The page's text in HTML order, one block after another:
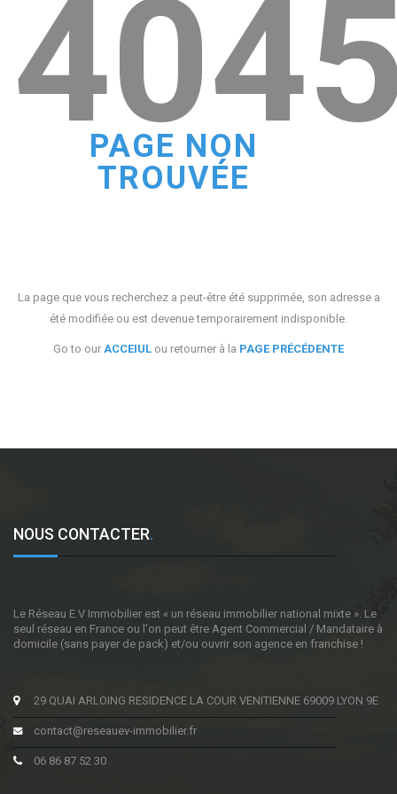
PAGE NON
TROUVÉE
La page que vous recherchez a peut-être été supprimée, son adresse a
été modifiée ou est devenue temporairement indisponible.
Go to our ACCEIUL ou retourner à la PAGE PRÉCÉDENTE
NOUS CONTACTER.
Le Réseau E.V Immobilier est « un réseau immobilier national mixte ». Le
seul réseau en France ou l'on peut être Agent Commercial / Mandataire à
domicile (sans payer de pack) et/ou ouvrir son agence en franchise !
29 QUAI ARLOING RESIDENCE LA COUR VENITIENNE 69009 LYON 9E
contact@reseauev-immobilier.fr
06 86 87 52 30